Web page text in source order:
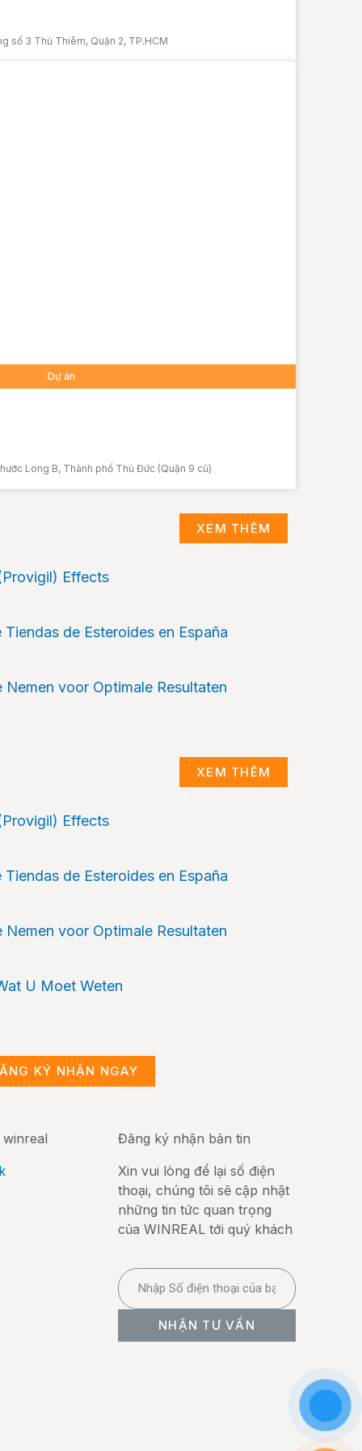
số 3 Thủ Thiêm, Quận 2, TP.HCM
Dự án
Long B, Thành phố Thủ Đức (Quận 9 cũ)
XEM THÊM
Effects
de Esteroides en España
voor Optimale Resultaten
XEM THÊM
Effects
de Esteroides en España
voor Optimale Resultaten
U Moet Weten
KÝ NHẬN NGAY
Đăng ký nhận bản tin
Xin vui lòng để lại số điện
thoại, chúng tôi sẽ cập nhật
những tin tức quan trọng
của WINREAL tới quý khách
NHẬN TƯ VẤN